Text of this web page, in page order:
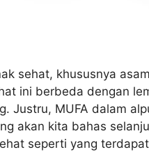
sehat, khususnya
ini berbeda dengan
Justru, MUFA dalam
akan kita bahas
seperti yang